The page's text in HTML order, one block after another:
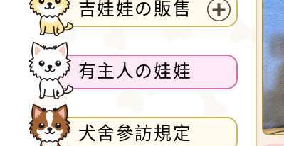
[2022-08-19]-吉娃
可愛的小型玩具犬
[2021-10-03]-1890
傳，使吉娃娃成為家
吉娃娃の販售
展
單
有主人の娃娃
犬舍參訪規定